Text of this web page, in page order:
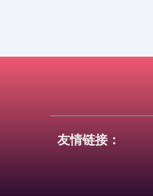
友情链接：